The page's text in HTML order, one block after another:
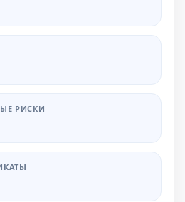
РИСКИ